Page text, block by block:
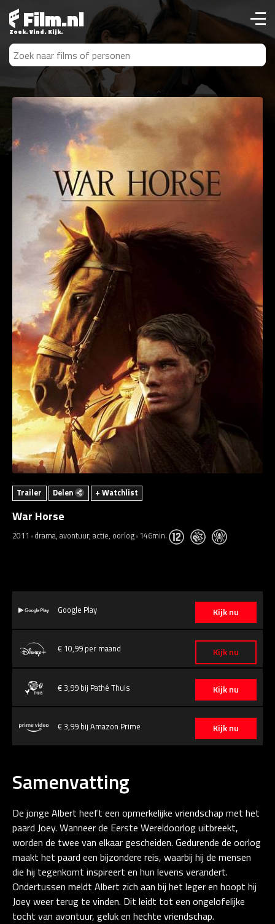
Film.nl
Zoek. Vind. Kijk.
Trailer Delen + Watchlist
War Horse
2011 drama, avontuur, actie, oorlog 146min.
Kijk nu
Google Play
Kijk nu
€ 10,99 per maand
Kijk nu
€ 3,99 bij Pathé Thuis
Kijk nu
€ 3,99 bij Amazon Prime
Samenvatting
De jonge Albert heeft een opmerkelijke vriendschap met het
paard Joey. Wanneer de Eerste Wereldoorlog uitbreekt,
worden de twee van elkaar gescheiden. Gedurende de oorlog
maakt het paard een bijzondere reis, waarbij hij de mensen
die hij tegenkomt inspireert en hun levens verandert.
Ondertussen meldt Albert zich aan bij het leger en hoopt hij
Joey weer terug te vinden. Dit leidt tot een ongelofelijke
tocht van avontuur, geluk en hechte vriendschap.